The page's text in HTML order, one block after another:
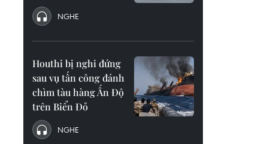
NGHE
Houthi bị nghi đứng
sau vụ tấn công đánh
chìm tàu hàng Ấn Độ
trên Biển Đỏ
NGHE